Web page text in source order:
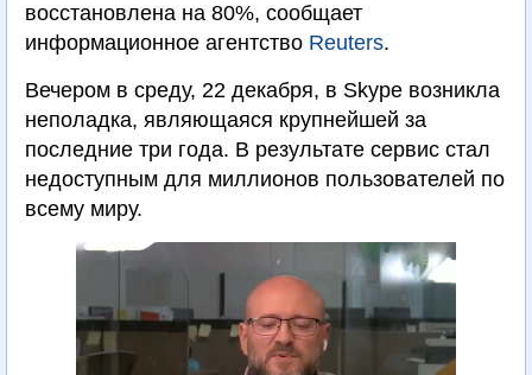
восстановлена на 80%, сообщает
информационное агентство Reuters.
Вечером в среду, 22 декабря, в Skype возникла
неполадка, являющаяся крупнейшей за
последние три года. В результате сервис стал
недоступным для миллионов пользователей по
всему миру.